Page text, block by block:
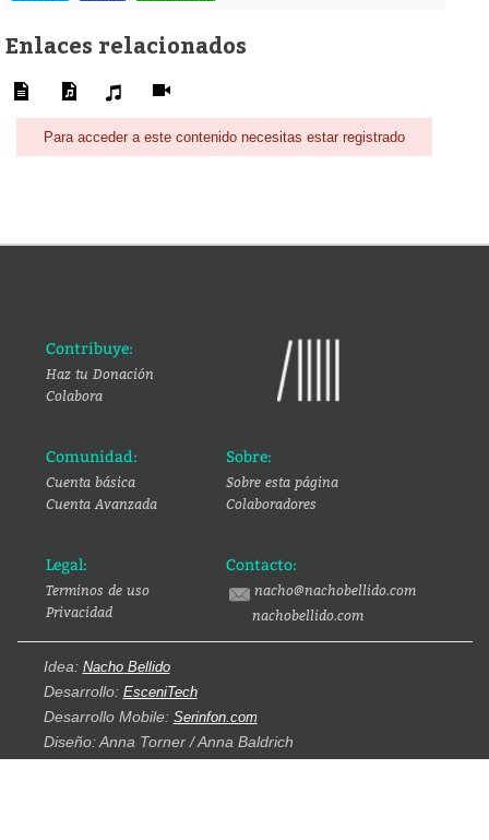
Enlaces relacionados
Para acceder a este contenido necesitas estar registrado
Contribuye:
Haz tu Donación
Colabora
Comunidad:
Cuenta básica
Cuenta Avanzada
Sobre:
Sobre esta página
Colaboradores
Legal:
Terminos de uso
Privacidad
Contacto:
nacho@nachobellido.com
nachobellido.com
Idea: Nacho Bellido
Desarrollo: EsceniTech
Desarrollo Mobile: Serinfon.com
Diseño: Anna Torner / Anna Baldrich